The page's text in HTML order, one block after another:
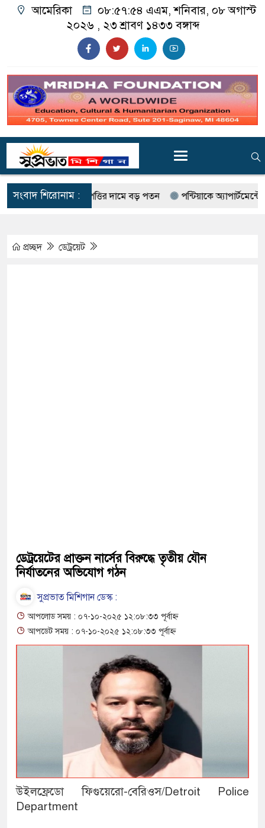
আমেরিকা ০৮:৫৭:৫৫ এএম, শনিবার, ০৮ অগাস্ট
২০২৬ , ২৩ শ্রাবণ ১৪৩৩ বঙ্গাব্দ
সংবাদ শিরোনাম :
বাণিজ্যিক সম্পত্তির দামে বড় পতন পন্টিয়াকে অ্যাপার্টমেন্টে
প্রচ্ছদ ডেট্রয়েট
ডেট্রয়েটের প্রাক্তন নার্সের বিরুদ্ধে তৃতীয় যৌন
নির্যাতনের অভিযোগ গঠন
সুপ্রভাত মিশিগান ডেস্ক :
আপলোড সময় : ০৭-১০-২০২৫ ১২:০৮:৩৩ পূর্বাহ্ন
আপডেট সময় : ০৭-১০-২০২৫ ১২:০৮:৩৩ পূর্বাহ্ন
উইলফ্রেডো ফিগুয়েরো-বেরিওস/Detroit Police
Department